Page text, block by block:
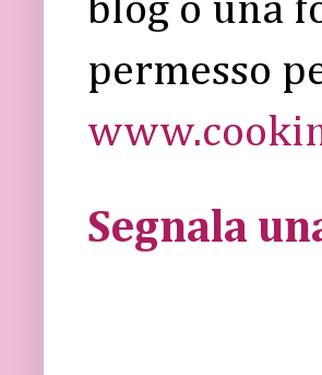
blog o una
permesso
Segnala